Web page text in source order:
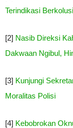
Terindikasi
[2] Nasib Direksi
Dakwaan Ngibul,
[3] Kunjungi
Moralitas Polisi
[4] Kebobrokan